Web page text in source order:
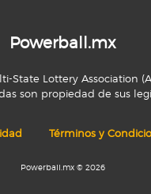
Powerball.mx
Lottery Association
son propiedad de sus
Términos y
Powerball.mx © 2026